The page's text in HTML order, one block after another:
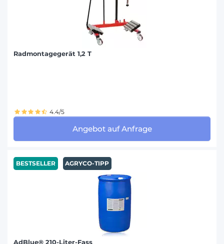
Radmontagegerät 1,2 T
4.4/5
Angebot auf Anfrage
BESTSELLER AGRYCO-TIPP
AdBlue® 210-Liter-Fass